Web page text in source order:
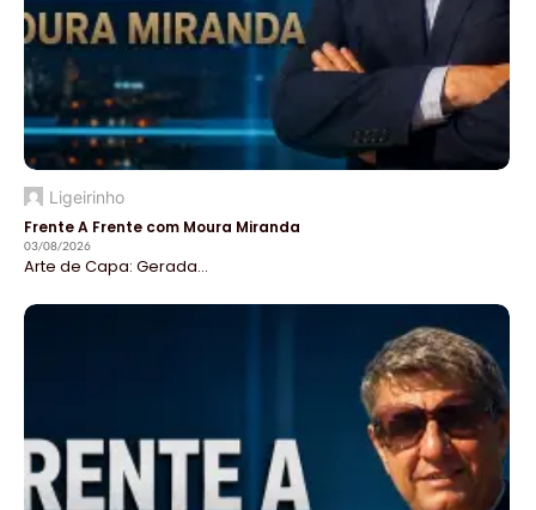
Ligeirinho
Frente A Frente com Moura Miranda
03/08/2026
Arte de Capa: Gerada...